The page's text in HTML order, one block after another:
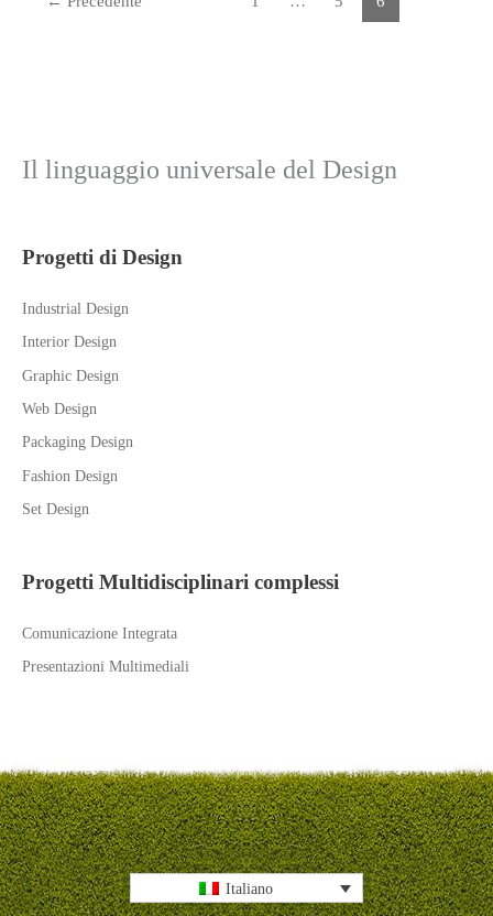
Il linguaggio universale del Design
Progetti di Design
Industrial Design
Interior Design
Graphic Design
Web Design
Packaging Design
Fashion Design
Set Design
Progetti Multidisciplinari complessi
Comunicazione Integrata
Presentazioni Multimediali
Italiano